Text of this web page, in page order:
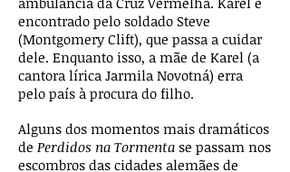
encontrado pelo soldado Steve
(Montgomery Clift), que passa a cuidar
dele. Enquanto isso, a mãe de Karel (a
cantora lírica Jarmila Novotná) erra
pelo país à procura do filho.
Alguns dos momentos mais dramáticos
de Perdidos na Tormenta se passam nos
escombros das cidades alemães de